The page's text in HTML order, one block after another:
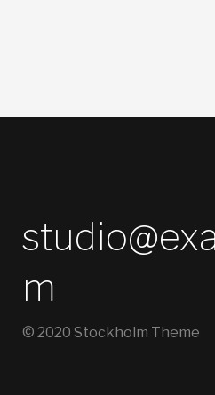
m
© 2020 Stockholm Theme